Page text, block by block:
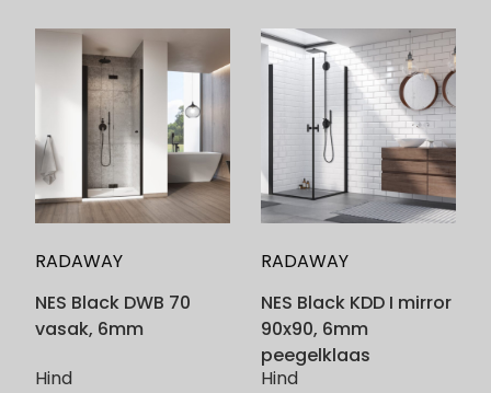
RADAWAY
NES Black DWB 70
vasak, 6mm
Hind
RADAWAY
NES Black KDD I mirror
90x90, 6mm
peegelklaas
Hind